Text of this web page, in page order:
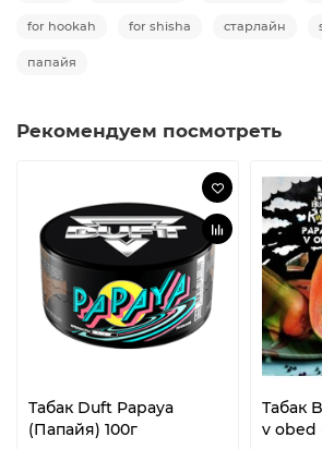
for hookah for shisha старлайн
папайя
Рекомендуем посмотреть
Табак Duft Papaya
(Папайя) 100г
Табак
v obed